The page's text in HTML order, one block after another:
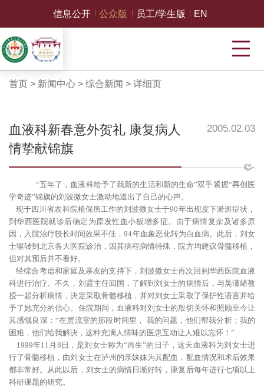
信息公开 公众版 员工/学生版 EN
首页 > 新闻中心> 综合新闻 > 详细页
血液科新春意外贺礼 康复病人
情挚献锦旗
2005.02.03
“五年了，血液科给予了我新的生活和新的生命”双手紧握“再创医
学奇迹”锦旗的刘波微女士激动地道出了自己的心声。
现于四川省农科院植保所工作的刘波微女士于90年出现皮下淤斑症状，
到华西医院就诊后确定为原发性血小板增多症。由于病情复杂及诸多原
因，入院治疗较长时间效果不佳，94年血象恶化转为白血病。此后，刘女
士辗转到北京各大医院诊治，因其病程病情特殊，院方均建议骨髓移植，
但对其预后并不看好。
经综合考虑和家庭及亲友的支持下，刘波微女士再次回到华西医院血液
科进行治疗。不久，刘霆主任回国，了解到刘女士的病情后，与吴谨绪教
授一起分析病情，决定采取骨髓移植，并对刘女士采取了保护性语言并给
予了她充分的信心。住院期间，血液科对刘女士的殷切关怀和照顾至今让
其感慨良深：“在层流室的那段时间里， 我的问题，他们帮我分析；我的
困难，他们给我解决，这种充满人情味的医患互动让人难以忘怀！”
1999年11月8日，是刘女士称为“再生”的日子，这天血液科为刘女士进
行了骨髓移植，由刘女士在泸州的亲妹妹为其配血，配血情况和术后效果
都非常好。从此以后，刘女士的病情日渐好转，康复后每年进行七项以上
科研课题的研究。